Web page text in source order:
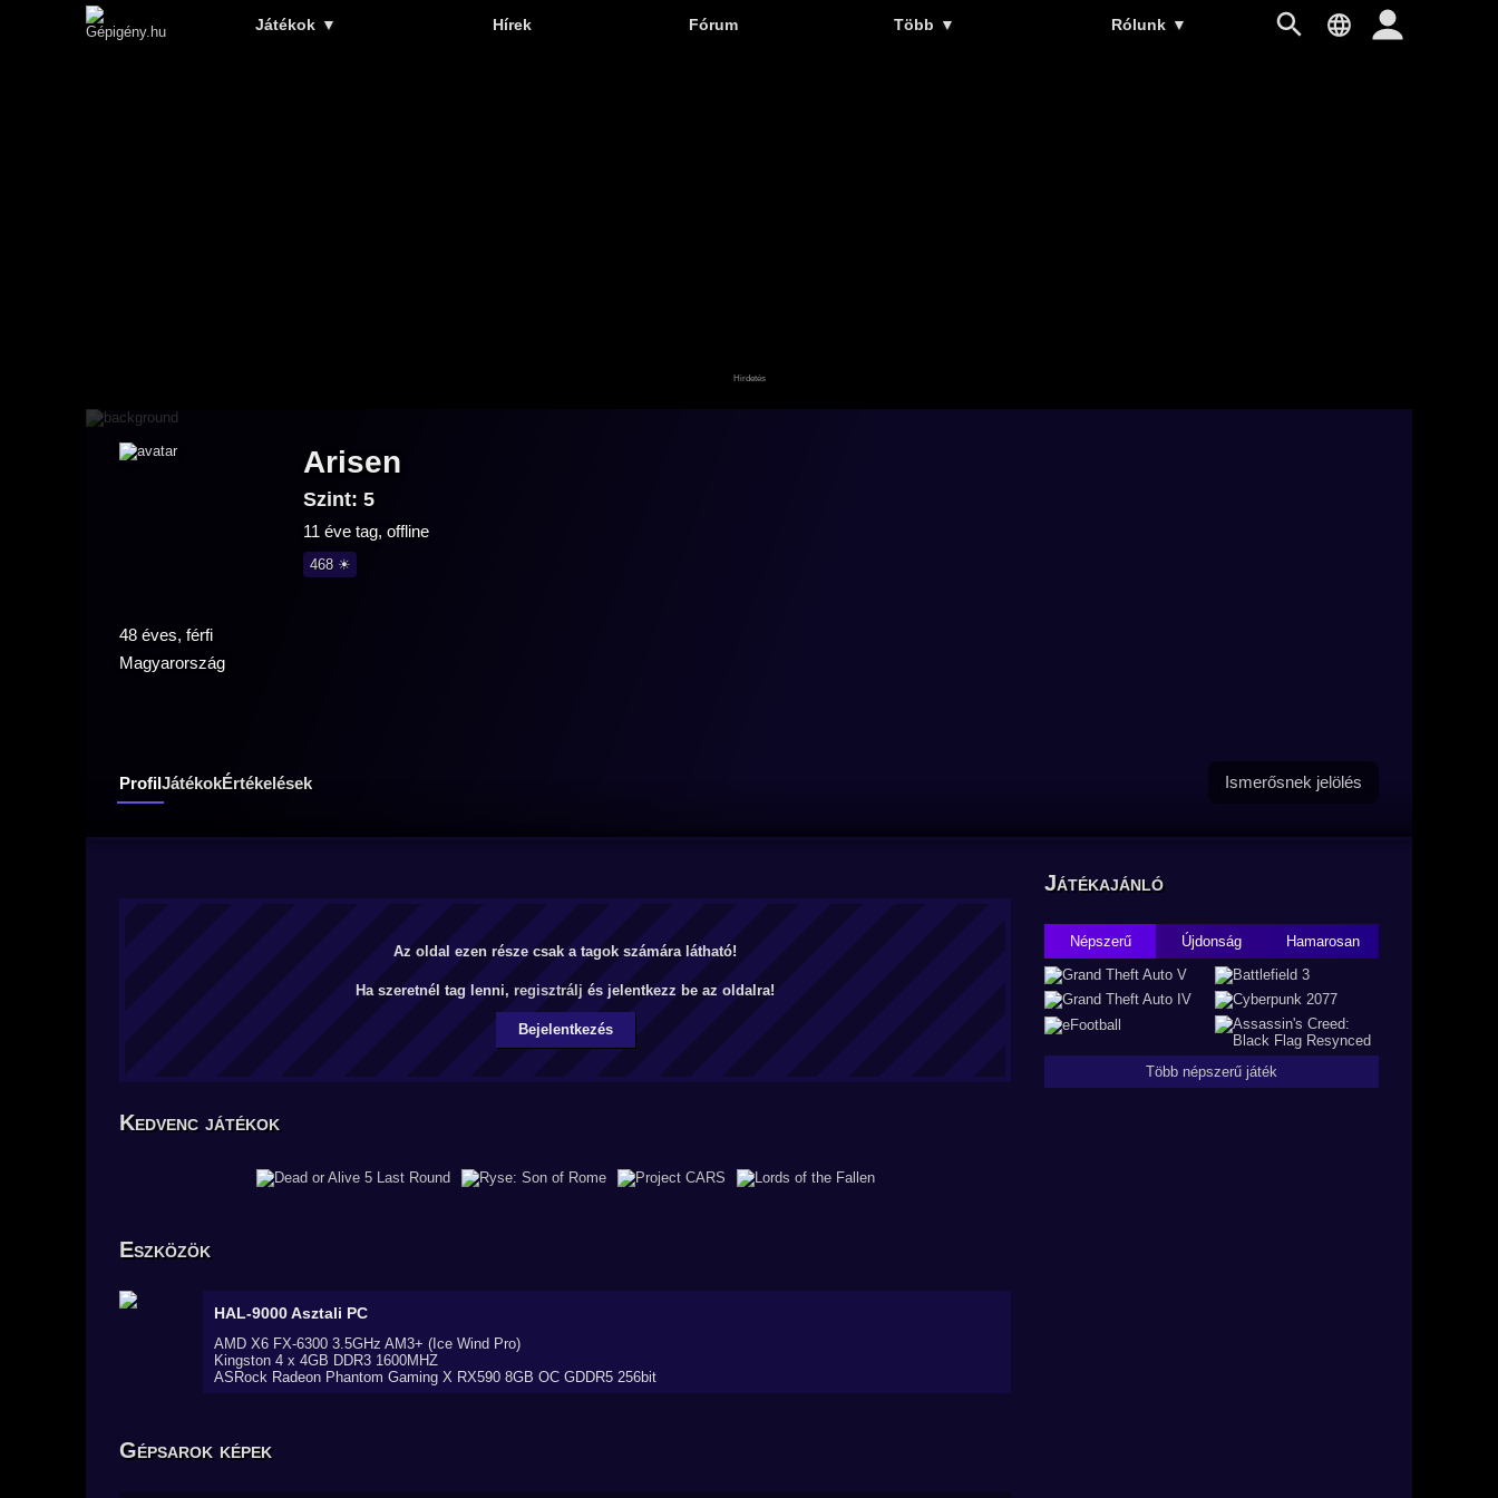
Játékok ▼ Hírek Fórum Több ▼ Rólunk ▼
Arisen
Szint: 5
11 éve tag, offline
468 ☀
48 éves, férfi
Magyarország
ProfilJátékokÉrtékelések Ismerősnek jelölés
Az oldal ezen része csak a tagok számára látható!
Ha szeretnél tag lenni, regisztrálj és jelentkezz be az oldalra!
Bejelentkezés
Kedvenc játékok
Eszközök
HAL-9000Asztali PC
AMD X6 FX-6300 3.5GHz AM3+ (Ice Wind Pro)
Kingston 4 x 4GB DDR3 1600MHZ
ASRock Radeon Phantom Gaming X RX590 8GB OC GDDR5 256bit
Gépsarok képek
Játékajánló
Népszerű Újdonság Hamarosan
Több népszerű játék